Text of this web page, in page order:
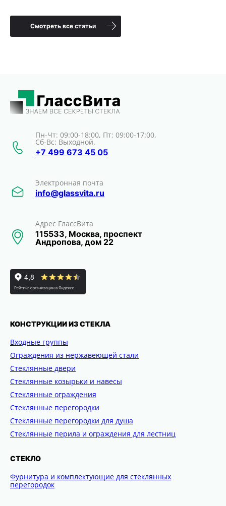
Смотреть все статьи
Пн-Чт: 09:00-18:00, Пт: 09:00-17:00,
Сб-Вс: Выходной.
+7 499 673 45 05
Электронная почта
info@glassvita.ru
Адрес ГлассВита
115533, Москва, проспект
Андропова, дом 22
КОНСТРУКЦИИ ИЗ СТЕКЛА
Входные группы
Ограждения из нержавеющей стали
Стеклянные двери
Стеклянные козырьки и навесы
Стеклянные ограждения
Стеклянные перегородки
Стеклянные перегородки для душа
Стеклянные перила и ограждения для лестниц
СТЕКЛО
Фурнитура и комплектующие для стеклянных
перегородок